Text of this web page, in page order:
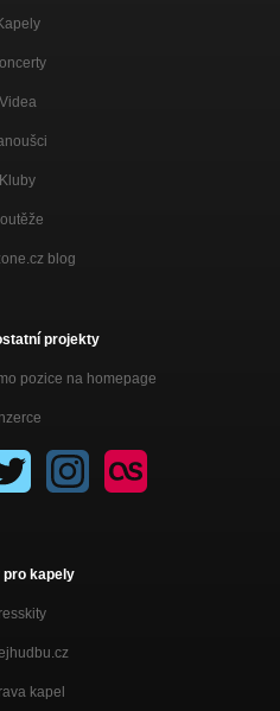
Videa
Kluby
blog
projekty
pozice na homepage
Inzerce
pro kapely
kapel